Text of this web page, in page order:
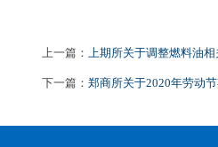
上一篇： 上期所关于调整燃料油
下一篇： 郑商所关于2020年劳动